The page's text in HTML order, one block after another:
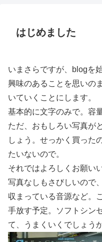
はじめました
いまさらですが、blogを
興味のあることを思いの
いていくことにします。
基本的に文字のみで。容
ただ、おもしろい写真が
しょう。せっかく買った
たいないので。
それではよろしくお願い
写真なしもさびしいので
収まっている音源など。
手放す予定。ソフトシン
て、うまくいくでしょうか